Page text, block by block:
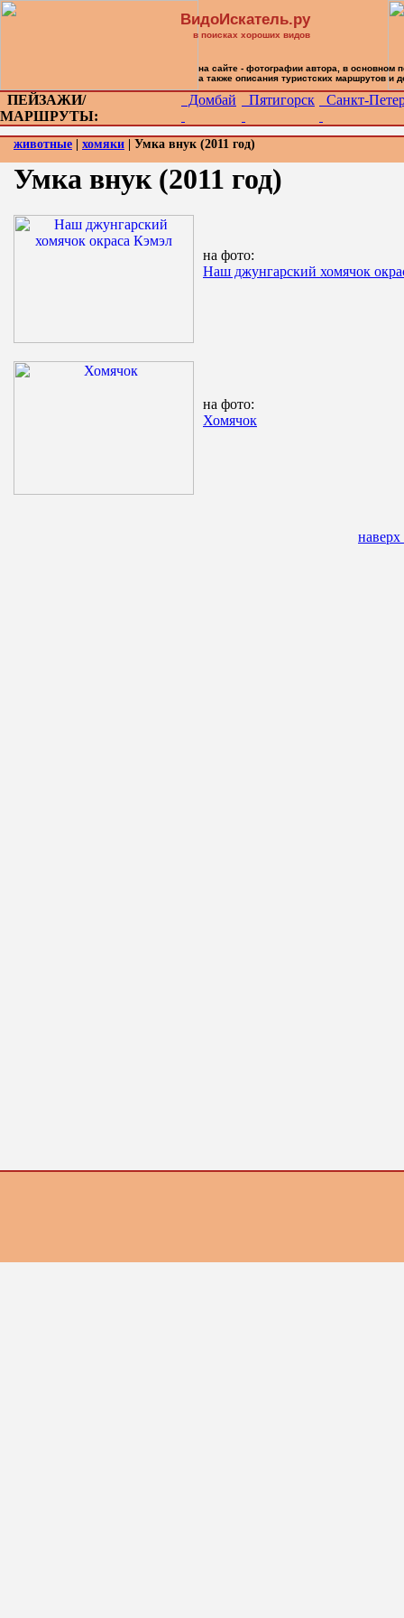
ПЕЙЗАЖИ/
МАРШРУТЫ:
Домбай Пятигорск Санкт-
животные хомяки | Умка внук (2011 год)
Умка внук (2011 год)
на фото:
Наш джунгарский хомячок
на фото:
Хомячок
ВидоИскатель.ру
в поисках хороших видов
на сайте - фотографии автора, в основном
а также описания туристских маршрутов и